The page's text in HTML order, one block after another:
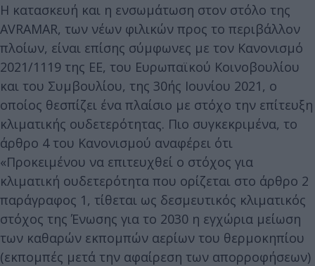
Η κατασκευή και η ενσωμάτωση στον στόλο της
AVRAMAR, των νέων φιλικών προς το περιβάλλον
πλοίων, είναι επίσης σύμφωνες με τον Κανονισμό
2021/1119 της ΕΕ, του Ευρωπαϊκού Κοινοβουλίου
και του Συμβουλίου, της 30ής Ιουνίου 2021, ο
οποίος θεσπίζει ένα πλαίσιο με στόχο την επίτευξη
κλιματικής ουδετερότητας. Πιο συγκεκριμένα, το
άρθρο 4 του Κανονισμού αναφέρει ότι
«Προκειμένου να επιτευχθεί ο στόχος για
κλιματική ουδετερότητα που ορίζεται στο άρθρο 2
παράγραφος 1, τίθεται ως δεσμευτικός κλιματικός
στόχος της Ένωσης για το 2030 η εγχώρια μείωση
των καθαρών εκπομπών αερίων του θερμοκηπίου
(εκπομπές μετά την αφαίρεση των απορροφήσεων)